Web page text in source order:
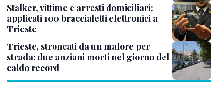
Stalker, vittime e arresti domiciliari:
applicati 100 braccialetti elettronici a
Trieste
Trieste, stroncati da un malore per
strada: due anziani morti nel giorno del
caldo record